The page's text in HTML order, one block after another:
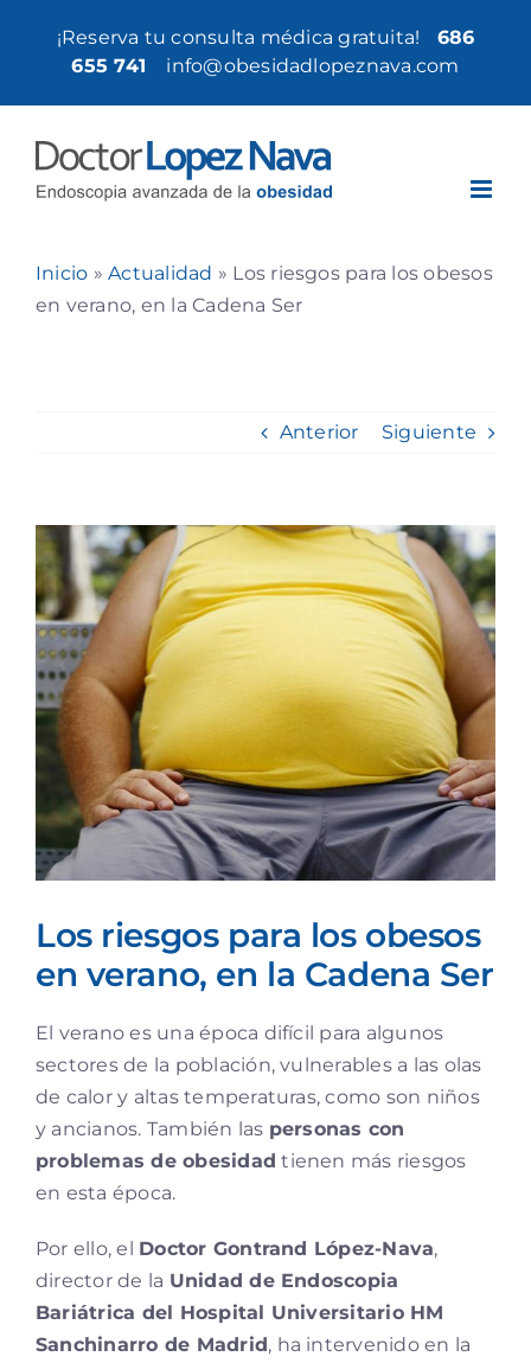
contenido
¡Reserva tu consulta médica gratuita!
686
655 741
info@obesidadlopeznava.com
Inicio »Actualidad » Los riesgos para los obesos
en verano, en la Cadena Ser
Anterior Siguiente
Ver
imagen
más
grande
Los riesgos para los obesos
en verano, en la Cadena Ser
El verano es una época difícil para algunos
sectores de la población, vulnerables a las olas
de calor y altas temperaturas, como son niños
y ancianos. También las personas con
problemas de obesidad tienen más riesgos
en esta época.
Por ello, el Doctor Gontrand López-Nava,
director de la Unidad de Endoscopia
Bariátrica del Hospital Universitario HM
Sanchinarro de Madrid, ha intervenido en la